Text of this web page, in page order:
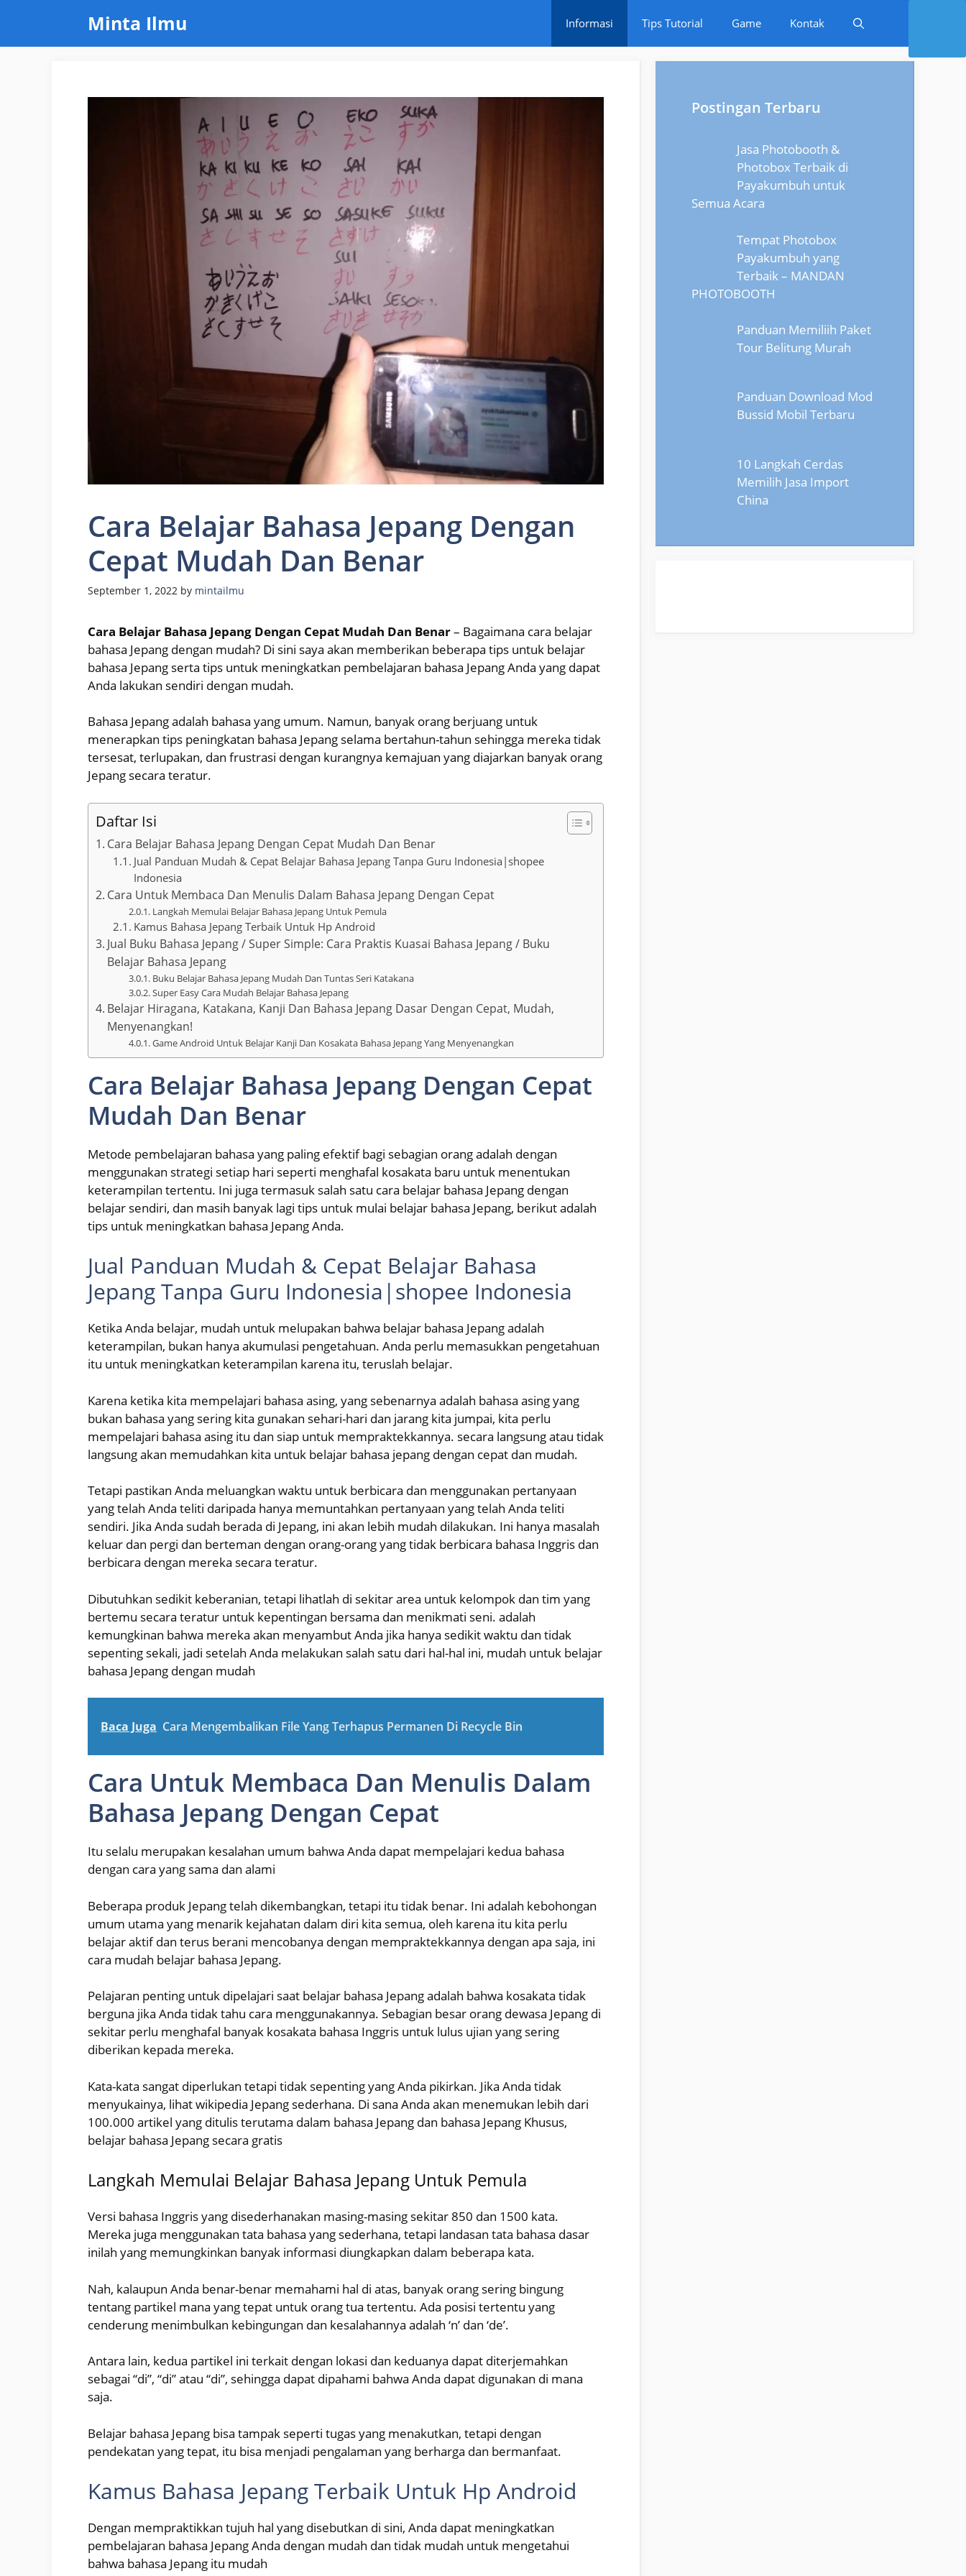
content
Minta Ilmu Informasi Tips Tutorial Game Kontak
Cara Belajar Bahasa Jepang Dengan
Cepat Mudah Dan Benar
September 1, 2022 by mintailmu
Cara Belajar Bahasa Jepang Dengan Cepat Mudah Dan Benar– Bagaimana cara belajar
bahasa Jepang dengan mudah? Di sini saya akan memberikan beberapa tips untuk belajar
bahasa Jepang serta tips untuk meningkatkan pembelajaran bahasa Jepang Anda yang dapat
Anda lakukan sendiri dengan mudah.
Bahasa Jepang adalah bahasa yang umum. Namun, banyak orang berjuang untuk
menerapkan tips peningkatan bahasa Jepang selama bertahun-tahun sehingga mereka tidak
tersesat, terlupakan, dan frustrasi dengan kurangnya kemajuan yang diajarkan banyak orang
Jepang secara teratur.
Daftar Isi
Cara Belajar Bahasa Jepang Dengan Cepat Mudah Dan Benar
Jual Panduan Mudah & Cepat Belajar Bahasa Jepang Tanpa Guru Indonesia|shopee
Indonesia
Cara Untuk Membaca Dan Menulis Dalam Bahasa Jepang Dengan Cepat
Langkah Memulai Belajar Bahasa Jepang Untuk Pemula
Kamus Bahasa Jepang Terbaik Untuk Hp Android
Jual Buku Bahasa Jepang / Super Simple: Cara Praktis Kuasai Bahasa Jepang / Buku
Belajar Bahasa Jepang
Buku Belajar Bahasa Jepang Mudah Dan Tuntas Seri Katakana
Super Easy Cara Mudah Belajar Bahasa Jepang
Belajar Hiragana, Katakana, Kanji Dan Bahasa Jepang Dasar Dengan Cepat, Mudah,
Menyenangkan!
Game Android Untuk Belajar Kanji Dan Kosakata Bahasa Jepang Yang Menyenangkan
Cara Belajar Bahasa Jepang Dengan Cepat
Mudah Dan Benar
Metode pembelajaran bahasa yang paling efektif bagi sebagian orang adalah dengan
menggunakan strategi setiap hari seperti menghafal kosakata baru untuk menentukan
keterampilan tertentu. Ini juga termasuk salah satu cara belajar bahasa Jepang dengan
belajar sendiri, dan masih banyak lagi tips untuk mulai belajar bahasa Jepang, berikut adalah
tips untuk meningkatkan bahasa Jepang Anda.
Jual Panduan Mudah & Cepat Belajar Bahasa
Jepang Tanpa Guru Indonesia|shopee Indonesia
Ketika Anda belajar, mudah untuk melupakan bahwa belajar bahasa Jepang adalah
keterampilan, bukan hanya akumulasi pengetahuan. Anda perlu memasukkan pengetahuan
itu untuk meningkatkan keterampilan karena itu, teruslah belajar.
Karena ketika kita mempelajari bahasa asing, yang sebenarnya adalah bahasa asing yang
bukan bahasa yang sering kita gunakan sehari-hari dan jarang kita jumpai, kita perlu
mempelajari bahasa asing itu dan siap untuk mempraktekkannya. secara langsung atau tidak
langsung akan memudahkan kita untuk belajar bahasa jepang dengan cepat dan mudah.
Tetapi pastikan Anda meluangkan waktu untuk berbicara dan menggunakan pertanyaan
yang telah Anda teliti daripada hanya memuntahkan pertanyaan yang telah Anda teliti
sendiri. Jika Anda sudah berada di Jepang, ini akan lebih mudah dilakukan. Ini hanya masalah
keluar dan pergi dan berteman dengan orang-orang yang tidak berbicara bahasa Inggris dan
berbicara dengan mereka secara teratur.
Dibutuhkan sedikit keberanian, tetapi lihatlah di sekitar area untuk kelompok dan tim yang
bertemu secara teratur untuk kepentingan bersama dan menikmati seni. adalah
kemungkinan bahwa mereka akan menyambut Anda jika hanya sedikit waktu dan tidak
sepenting sekali, jadi setelah Anda melakukan salah satu dari hal-hal ini, mudah untuk belajar
bahasa Jepang dengan mudah
Baca Juga Cara Mengembalikan File Yang Terhapus Permanen Di Recycle Bin
Cara Untuk Membaca Dan Menulis Dalam
Bahasa Jepang Dengan Cepat
Itu selalu merupakan kesalahan umum bahwa Anda dapat mempelajari kedua bahasa
dengan cara yang sama dan alami
Beberapa produk Jepang telah dikembangkan, tetapi itu tidak benar. Ini adalah kebohongan
umum utama yang menarik kejahatan dalam diri kita semua, oleh karena itu kita perlu
belajar aktif dan terus berani mencobanya dengan mempraktekkannya dengan apa saja, ini
cara mudah belajar bahasa Jepang.
Pelajaran penting untuk dipelajari saat belajar bahasa Jepang adalah bahwa kosakata tidak
berguna jika Anda tidak tahu cara menggunakannya. Sebagian besar orang dewasa Jepang di
sekitar perlu menghafal banyak kosakata bahasa Inggris untuk lulus ujian yang sering
diberikan kepada mereka.
Kata-kata sangat diperlukan tetapi tidak sepenting yang Anda pikirkan. Jika Anda tidak
menyukainya, lihat wikipedia Jepang sederhana. Di sana Anda akan menemukan lebih dari
100.000 artikel yang ditulis terutama dalam bahasa Jepang dan bahasa Jepang Khusus,
belajar bahasa Jepang secara gratis
Langkah Memulai Belajar Bahasa Jepang Untuk Pemula
Versi bahasa Inggris yang disederhanakan masing-masing sekitar 850 dan 1500 kata.
Mereka juga menggunakan tata bahasa yang sederhana, tetapi landasan tata bahasa dasar
inilah yang memungkinkan banyak informasi diungkapkan dalam beberapa kata.
Nah, kalaupun Anda benar-benar memahami hal di atas, banyak orang sering bingung
tentang partikel mana yang tepat untuk orang tua tertentu. Ada posisi tertentu yang
cenderung menimbulkan kebingungan dan kesalahannya adalah ‘n’ dan ‘de’.
Antara lain, kedua partikel ini terkait dengan lokasi dan keduanya dapat diterjemahkan
sebagai “di”, “di” atau “di”, sehingga dapat dipahami bahwa Anda dapat digunakan di mana
saja.
Belajar bahasa Jepang bisa tampak seperti tugas yang menakutkan, tetapi dengan
pendekatan yang tepat, itu bisa menjadi pengalaman yang berharga dan bermanfaat.
Kamus Bahasa Jepang Terbaik Untuk Hp Android
Dengan mempraktikkan tujuh hal yang disebutkan di sini, Anda dapat meningkatkan
pembelajaran bahasa Jepang Anda dengan mudah dan tidak mudah untuk mengetahui
bahwa bahasa Jepang itu mudah
Postingan Terbaru
Jasa Photobooth &
Photobox Terbaik di
Payakumbuh untuk
Semua Acara
Tempat Photobox
Payakumbuh yang
Terbaik – MANDAN
PHOTOBOOTH
Panduan Memiliih Paket
Tour Belitung Murah
Panduan Download Mod
Bussid Mobil Terbaru
10 Langkah Cerdas
Memilih Jasa Import
China